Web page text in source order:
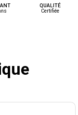
QUALITÉ
Certifiée